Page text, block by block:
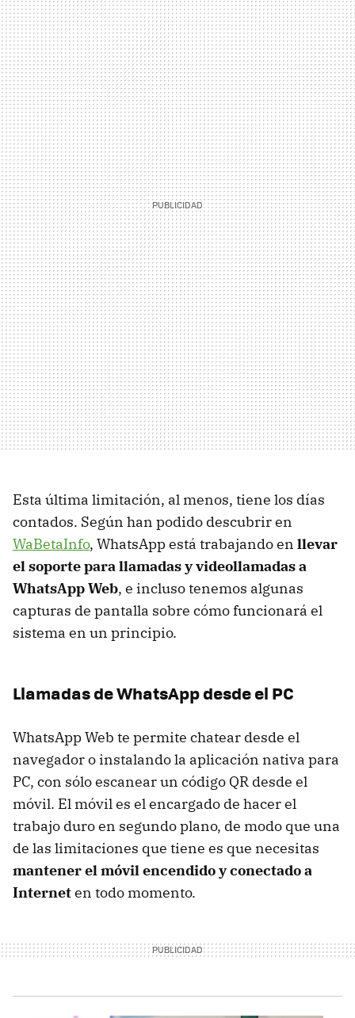
Esta última limitación, al menos, tiene los días
contados. Según han podido descubrir en
WaBetaInfo, WhatsApp está trabajando en llevar
el soporte para llamadas y videollamadas a
WhatsApp Web, e incluso tenemos algunas
capturas de pantalla sobre cómo funcionará el
sistema en un principio.
Llamadas de WhatsApp desde el PC
WhatsApp Web te permite chatear desde el
navegador o instalando la aplicación nativa para
PC, con sólo escanear un código QR desde el
móvil. El móvil es el encargado de hacer el
trabajo duro en segundo plano, de modo que una
de las limitaciones que tiene es que necesitas
mantener el móvil encendido y conectado a
Interneten todo momento.